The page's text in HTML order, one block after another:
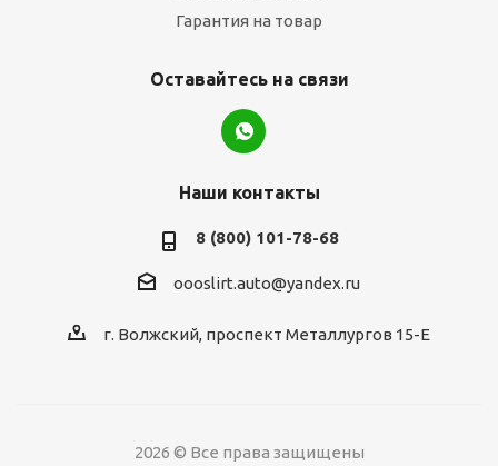
Гарантия на товар
Оставайтесь на связи
Наши контакты
8 (800) 101-78-68
oooslirt.auto@yandex.ru
г. Волжский, проспект Металлургов 15-Е
2026 © Все права защищены